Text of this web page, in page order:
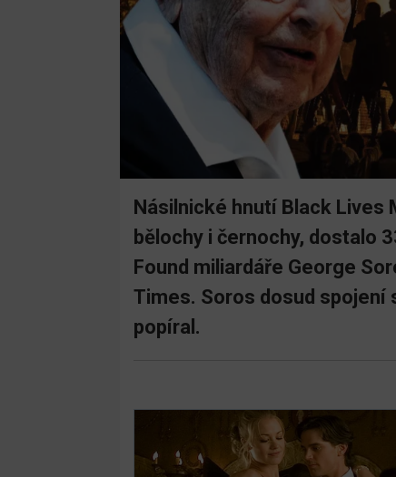
Násilnické hnutí Black Lives
bělochy i černochy, dostalo
Found miliardáře George
Times. Soros dosud
popíral.